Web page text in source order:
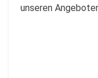
unseren